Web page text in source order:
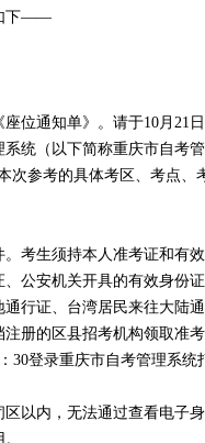
下——
通知单》。请于10月21日
统（以下简称重庆市自考管
次参考的具体考区、考点
生须持本人准考证和有效
公安机关开具的有效身份
行证、台湾居民来往大陆
册的区县招考机构领取准
30登录重庆市自考管理系统
内，无法通过查看电子身